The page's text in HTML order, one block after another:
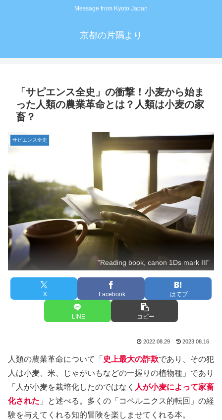
Message from Kyoto Japan
京都の片隅より
「サピエンス全史」の衝撃！小麦から始ま
った人類の農業革命とは？人類は小麦の家
畜？
サピエンス全史
"Reading book, canon 1Ds mark III"
X Facebook はてブ
LINE コピー
2022.08.29 2023.08.16
人類の農業革命について「 史上最大の詐欺であり、その犯
人は小麦、米、じゃがいもなどの一握りの植物種」であり
「人が小麦を栽培化したのではなく 人が小麦によって家畜
化された 」と述べる。多くの「コペルニクス的転回」の経
験を与えてくれる知的冒険を楽しませてくれる本。